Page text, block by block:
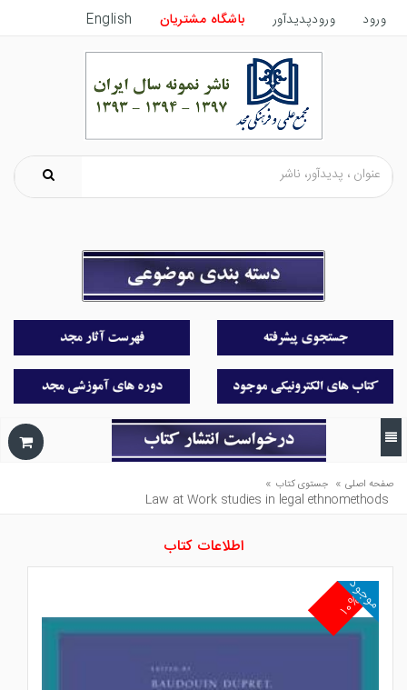
ورود ورودپدیدآور باشگاه مشتریان English
صفحه اصلی » جستوی کتاب »
Law at Work studies in legal ethnomethods
اطلاعات کتاب
۱۰%
موجود